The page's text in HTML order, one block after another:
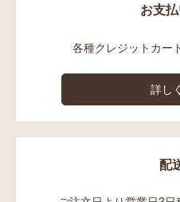
お支
各種クレジットカー
詳し
配